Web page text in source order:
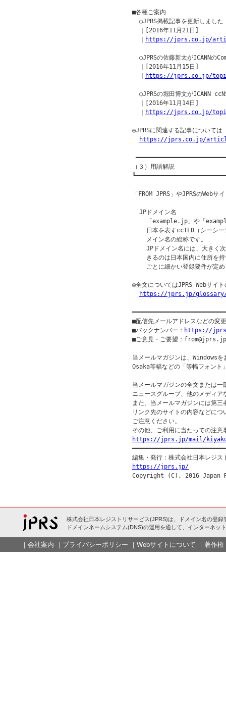
■各種ご案内
  ○JPRS掲載記事を更新しました
  ｜[2016年11月21日]
https://jprs.co.jp/
○JPRSの佐藤新太がICANNの
  ｜[2016年11月15日]
https://jprs.co.jp/
○JPRSの堀田博文がICANN
  ｜[2016年11月14日]
https://jprs.co.jp/
◎JPRSに関連する記事について
https://jprs.co.jp/
（３）用語解説
「FROM JPRS」やJPRSのWeb
  JPドメイン名
「example.jp」や「
日本を表すccTLD（シーシー
    メイン名の総称です。
JPドメイン名には、大きく
きるのは日本国内に住所を
ごとに細かい登録要件が定
◎全文についてはJPRS Webサイ
https://jprs.jp/glossary/
■配信先メールアドレスなどの変
■バックナンバー： https://
■ご意見・ご要望：from@jprs.jp
当メールマガジンは、Windowsを
Osaka等幅などの「等幅フォント
当メールマガジンの全文または一
ニュースグループ、他のメディ
また、当メールマガジンには第
リンク先のサイトの内容などに
ご注意ください。
https://jprs.jp/mail/
https://jprs.jp/
株式会社日本レジストリサービス(JPRS)は、ドメイン名の登録
ドメインネームシステム(DNS)の運用を通して、インターネッ
｜ 会社案内 ｜ プライバシーポリシー ｜ Webサイトについて ｜ 著作権